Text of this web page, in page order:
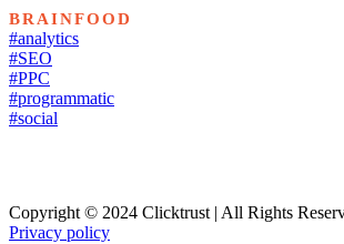
BRAINFOOD
#analytics
#SEO
#PPC
#programmatic
#social
Copyright © 2024 Clicktrust | All Rights
Privacy policy